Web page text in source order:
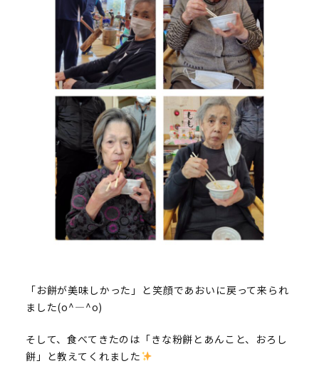
「お餅が美味しかった」と笑顔であおいに戻って来られ
ました(o^―^o)
そして、食べてきたのは「きな粉餅とあんこと、おろし
餅」と教えてくれました